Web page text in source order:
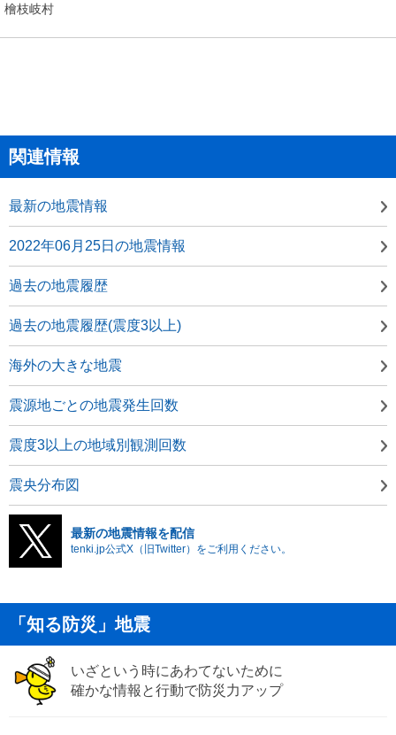
檜枝岐村
関連情報
最新の地震情報
2022年06月25日の地震情報
過去の地震履歴
過去の地震履歴(震度3以上)
海外の大きな地震
震源地ごとの地震発生回数
震度3以上の地域別観測回数
震央分布図
最新の地震情報を配信
tenki.jp公式X（旧Twitter）をご利用ください。
「知る防災」地震
いざという時にあわてないために
確かな情報と行動で防災力アップ